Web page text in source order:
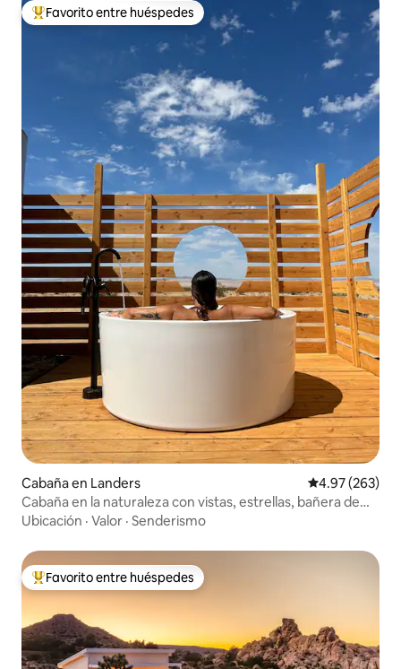
De los mejores en Favorito entre huéspedes
Favorito entre huéspedes
Cabaña en Landers Calificación
4.97 (263)
Cabaña en la naturaleza con vistas, estrellas, bañera de
inmersión, 5 acres
Ubicación · Valor · Senderismo
De los mejores en Favorito entre huéspedes
Favorito entre huéspedes